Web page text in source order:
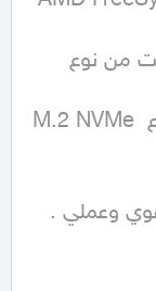
التخزين: 512 جيجابايت  SSD من نوع M.2 NVMe